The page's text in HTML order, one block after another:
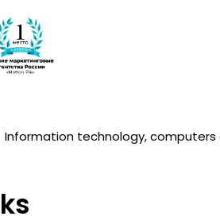
Information technology,